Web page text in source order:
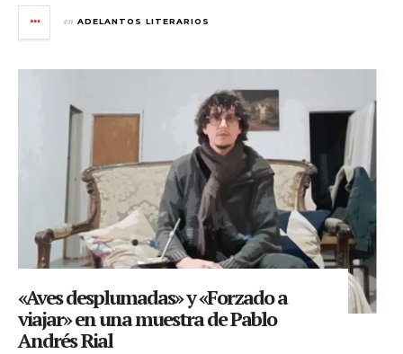
en ADELANTOS LITERARIOS
«Aves desplumadas» y «Forzado a
viajar» en una muestra de Pablo
Andrés Rial